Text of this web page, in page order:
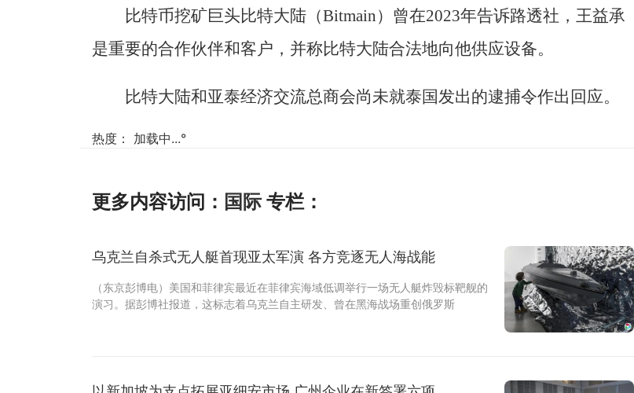
比特币挖矿巨头比特大陆（Bitmain）曾在2023年告诉路透社，王益承
是重要的合作伙伴和客户，并称比特大陆合法地向他供应设备。
比特大陆和亚泰经济交流总商会尚未就泰国发出的逮捕令作出回应。
热度： 加载中...°
更多内容访问： 国际专栏：
乌克兰自杀式无人艇首现亚太军演 各方竞逐无人海战能
（东京彭博电）美国和菲律宾最近在菲律宾海域低调举行一场无人艇炸毁标靶舰的
演习。据彭博社报道，这标志着乌克兰自主研发、曾在黑海战场重创俄罗斯